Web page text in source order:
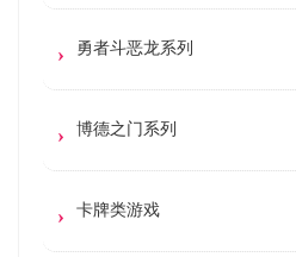
勇者斗恶龙系列
博德之门系列
卡牌类游戏